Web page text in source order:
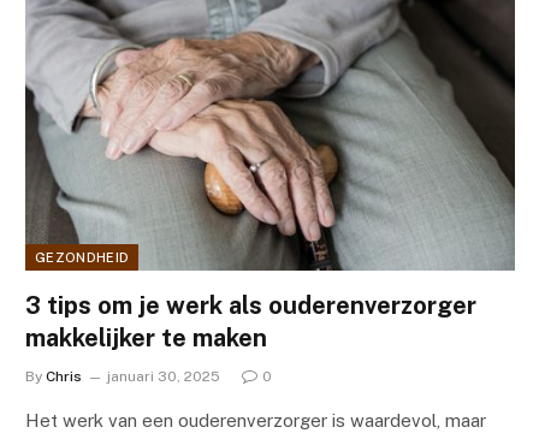
GEZONDHEID
3 tips om je werk als ouderenverzorger
makkelijker te maken
By Chris januari 30, 2025 0
Het werk van een ouderenverzorger is waardevol, maar